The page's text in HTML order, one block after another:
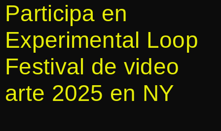
Participa en
Experimental Loop
Festival de video
arte 2025 en NY